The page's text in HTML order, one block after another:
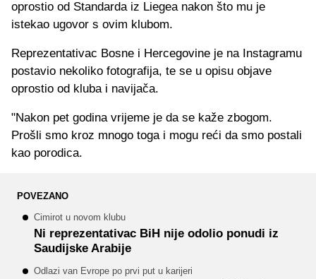
oprostio od Standarda iz Liegea nakon što mu je
istekao ugovor s ovim klubom.
Reprezentativac Bosne i Hercegovine je na Instagramu
postavio nekoliko fotografija, te se u opisu objave
oprostio od kluba i navijača.
"Nakon pet godina vrijeme je da se kaže zbogom.
Prošli smo kroz mnogo toga i mogu reći da smo postali
kao porodica.
POVEZANO
Cimirot u novom klubu
Ni reprezentativac BiH nije odolio ponudi iz
Saudijske Arabije
Odlazi van Evrope po prvi put u karijeri